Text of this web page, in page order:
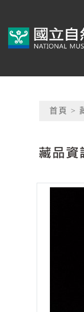
典藏網-
網頁導覽
首頁 >